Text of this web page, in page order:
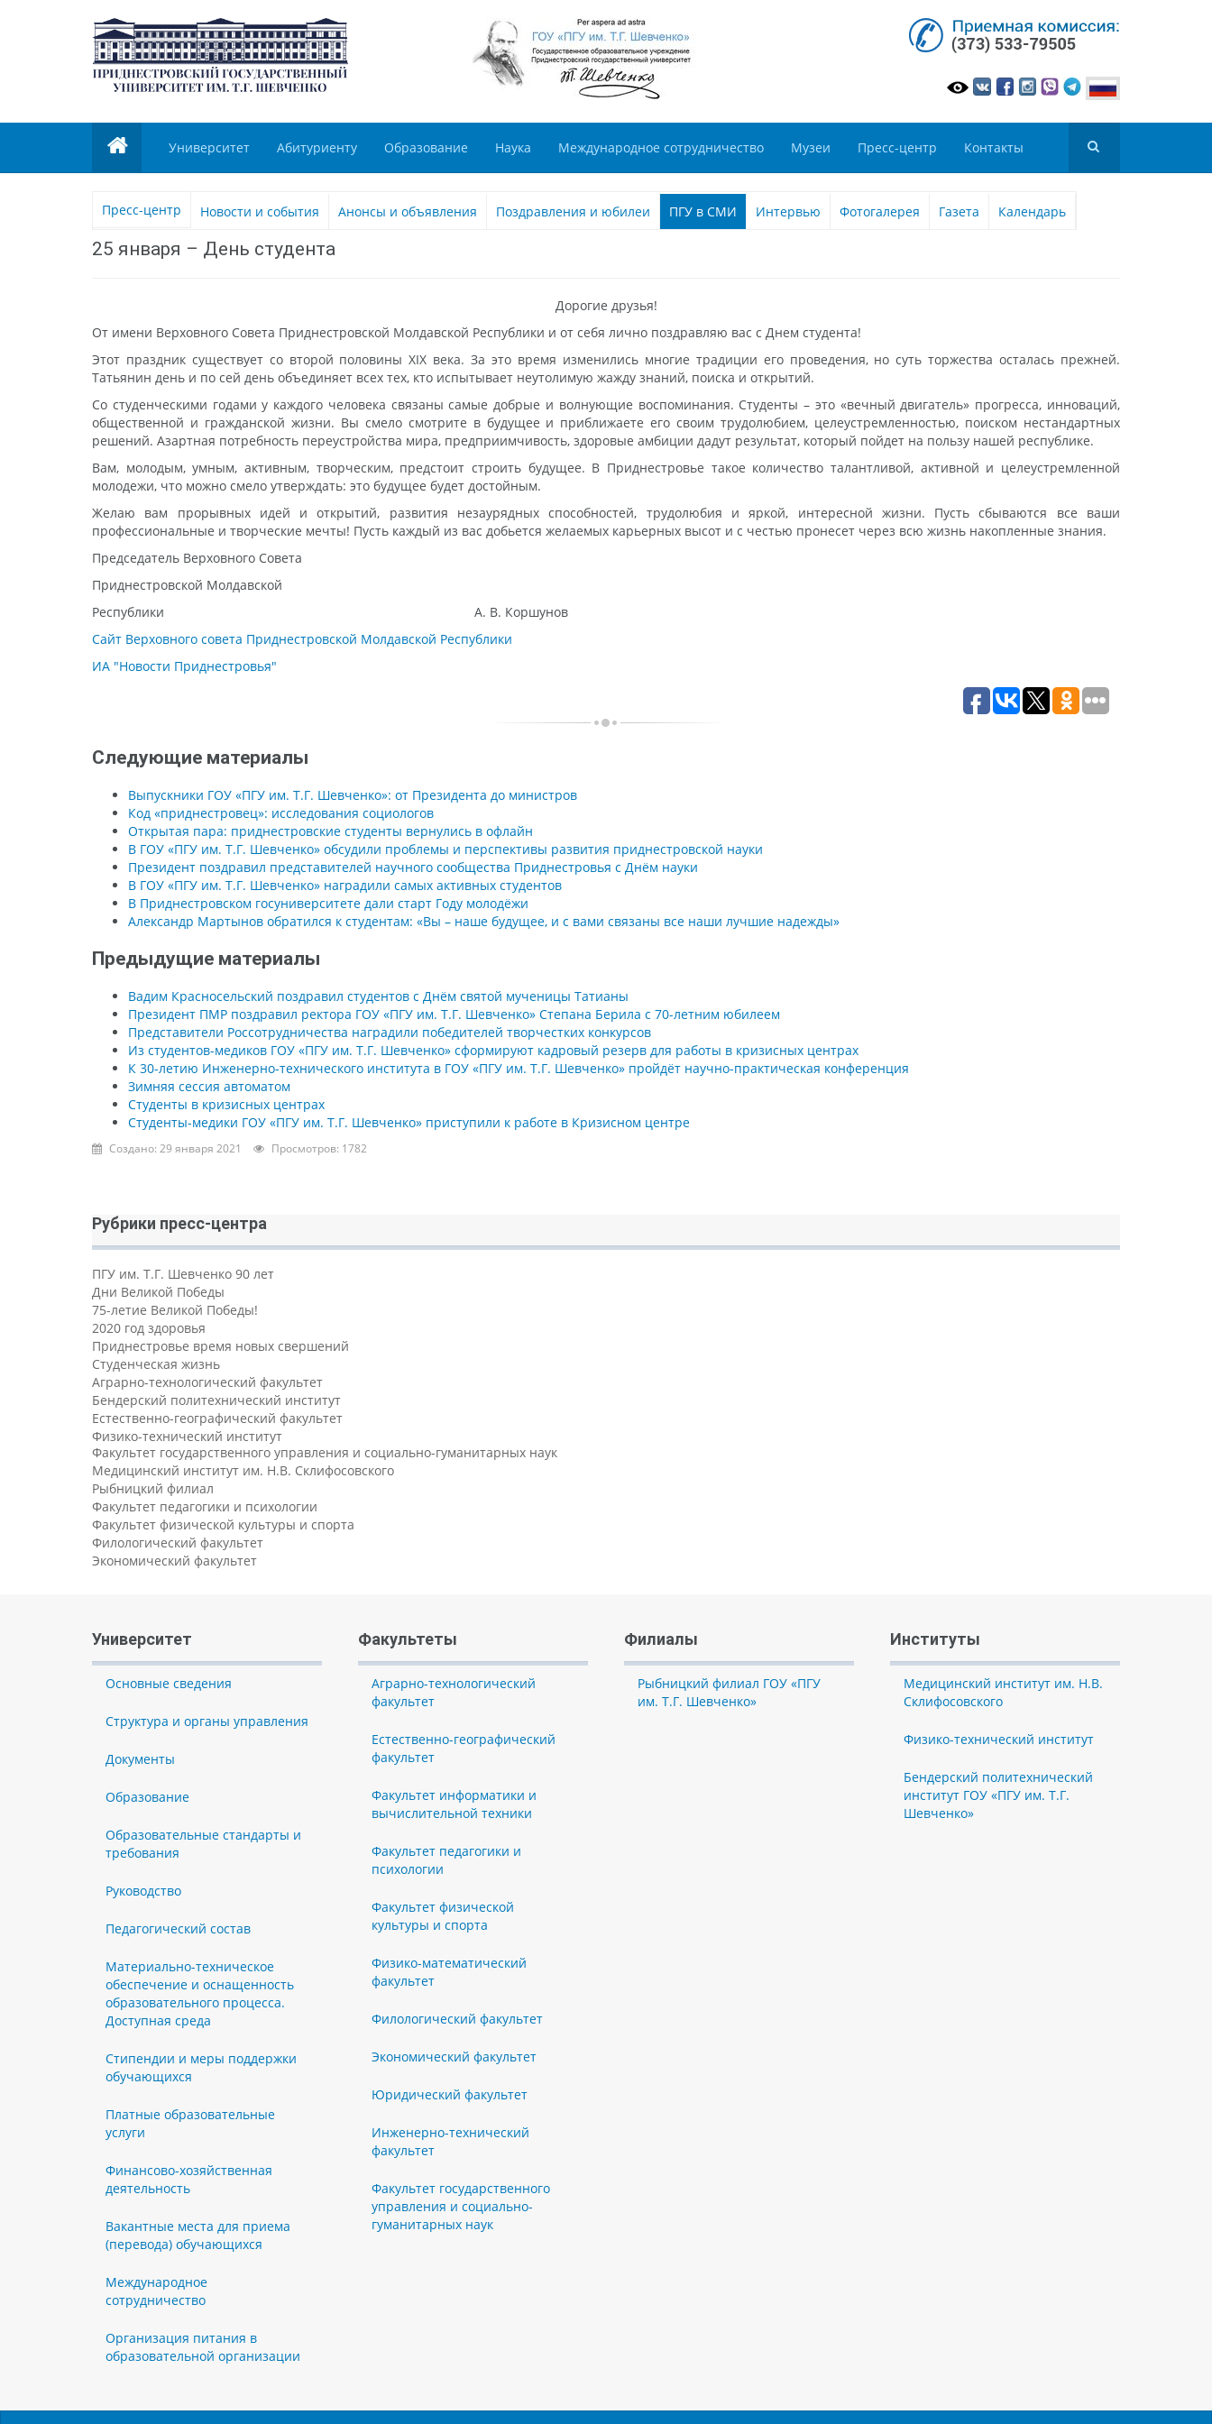
Университет Абитуриенту Образование Наука Международное сотрудничество Музеи Пресс-центр Контакты
Пресс-центр Новости и события Анонсы и объявления Поздравления и юбилеи ПГУ в СМИ Интервью Фотогалерея Газета Календарь
25 января – День студента
Дорогие друзья!
От имени Верховного Совета Приднестровской Молдавской Республики и от себя лично поздравляю вас с Днем студента!
Этот праздник существует со второй половины XIX века. За это время изменились многие традиции его проведения, но суть торжества осталась прежней.
Татьянин день и по сей день объединяет всех тех, кто испытывает неутолимую жажду знаний, поиска и открытий.
Со студенческими годами у каждого человека связаны самые добрые и волнующие воспоминания. Студенты – это «вечный двигатель» прогресса, инноваций,
общественной и гражданской жизни. Вы смело смотрите в будущее и приближаете его своим трудолюбием, целеустремленностью, поиском нестандартных
решений. Азартная потребность переустройства мира, предприимчивость, здоровые амбиции дадут результат, который пойдет на пользу нашей республике.
Вам, молодым, умным, активным, творческим, предстоит строить будущее. В Приднестровье такое количество талантливой, активной и целеустремленной
молодежи, что можно смело утверждать: это будущее будет достойным.
Желаю вам прорывных идей и открытий, развития незаурядных способностей, трудолюбия и яркой, интересной жизни. Пусть сбываются все ваши
профессиональные и творческие мечты! Пусть каждый из вас добьется желаемых карьерных высот и с честью пронесет через всю жизнь накопленные знания.
Председатель Верховного Совета
Приднестровской Молдавской
Республики А. В. Коршунов
Сайт Верховного совета Приднестровской Молдавской Республики
ИА "Новости Приднестровья"
Следующие материалы
Выпускники ГОУ «ПГУ им. Т.Г. Шевченко»: от Президента до министров
Код «приднестровец»: исследования социологов
Открытая пара: приднестровские студенты вернулись в офлайн
В ГОУ «ПГУ им. Т.Г. Шевченко» обсудили проблемы и перспективы развития приднестровской науки
Президент поздравил представителей научного сообщества Приднестровья с Днём науки
В ГОУ «ПГУ им. Т.Г. Шевченко» наградили самых активных студентов
В Приднестровском госуниверситете дали старт Году молодёжи
Александр Мартынов обратился к студентам: «Вы – наше будущее, и с вами связаны все наши лучшие надежды»
Предыдущие материалы
Вадим Красносельский поздравил студентов с Днём святой мученицы Татианы
Президент ПМР поздравил ректора ГОУ «ПГУ им. Т.Г. Шевченко» Степана Берила с 70-летним юбилеем
Представители Россотрудничества наградили победителей творчестких конкурсов
Из студентов-медиков ГОУ «ПГУ им. Т.Г. Шевченко» сформируют кадровый резерв для работы в кризисных центрах
К 30-летию Инженерно-технического института в ГОУ «ПГУ им. Т.Г. Шевченко» пройдёт научно-практическая конференция
Зимняя сессия автоматом
Студенты в кризисных центрах
Студенты-медики ГОУ «ПГУ им. Т.Г. Шевченко» приступили к работе в Кризисном центре
Создано: 29 января 2021 Просмотров: 1782
Рубрики пресс-центра
ПГУ им. Т.Г. Шевченко 90 лет
Дни Великой Победы
75-летие Великой Победы!
2020 год здоровья
Приднестровье время новых свершений
Студенческая жизнь
Аграрно-технологический факультет
Бендерский политехнический институт
Естественно-географический факультет
Физико-технический институт
Факультет государственного управления и социально-гуманитарных наук
Медицинский институт им. Н.В. Склифосовского
Рыбницкий филиал
Факультет педагогики и психологии
Факультет физической культуры и спорта
Филологический факультет
Экономический факультет
Университет
Основные сведения
Структура и органы управления
Документы
Образование
Образовательные стандарты и
требования
Руководство
Педагогический состав
Материально-техническое
обеспечение и оснащенность
образовательного процесса.
Доступная среда
Стипендии и меры поддержки
обучающихся
Платные образовательные
услуги
Финансово-хозяйственная
деятельность
Вакантные места для приема
(перевода) обучающихся
Международное
сотрудничество
Организация питания в
образовательной организации
Факультеты
Аграрно-технологический
факультет
Естественно-географический
факультет
Факультет информатики и
вычислительной техники
Факультет педагогики и
психологии
Факультет физической
культуры и спорта
Физико-математический
факультет
Филологический факультет
Экономический факультет
Юридический факультет
Инженерно-технический
факультет
Факультет государственного
управления и социально-
гуманитарных наук
Филиалы
Рыбницкий филиал ГОУ «ПГУ
им. Т.Г. Шевченко»
Институты
Медицинский институт им. Н.В.
Склифосовского
Физико-технический институт
Бендерский политехнический
институт ГОУ «ПГУ им. Т.Г.
Шевченко»